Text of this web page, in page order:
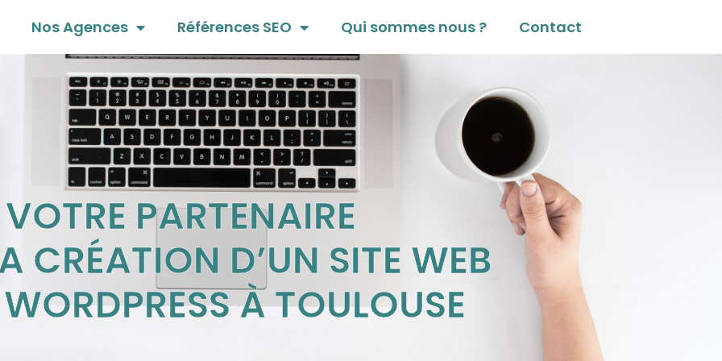
Nos Agences Références SEO Qui sommes nous ? Contact
VOTRE PARTENAIRE
CRÉATION D’UN SITE WEB
À TOULOUSE